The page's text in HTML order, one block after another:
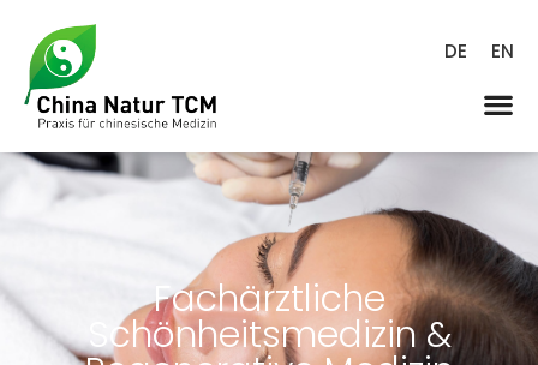
DE EN
Fachärztliche
Schönheitsmedizin &